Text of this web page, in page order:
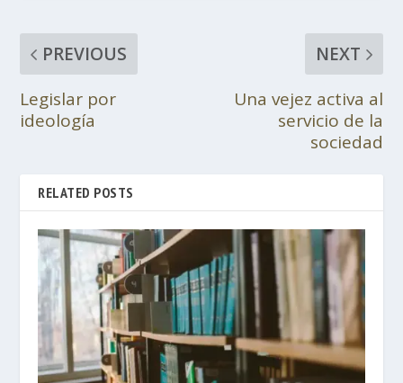
PREVIOUS
Legislar por
ideología
NEXT
Una vejez activa al
servicio de la
sociedad
RELATED POSTS